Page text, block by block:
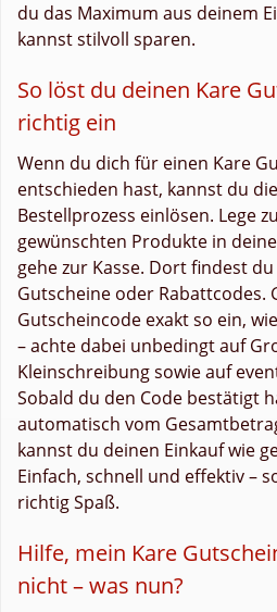
du das Maximum aus deinem
kannst stilvoll sparen.
So löst du deinen Kare
richtig ein
Wenn du dich für einen Kare
entschieden hast, kannst du
Bestellprozess einlösen. Lege
gewünschten Produkte in
gehe zur Kasse. Dort findest
Gutscheine oder Rabattcodes.
Gutscheincode exakt so ein,
– achte dabei unbedingt auf
Kleinschreibung sowie auf
Sobald du den Code bestätigt
automatisch vom
kannst du deinen Einkauf wie
Einfach, schnell und effektiv –
richtig Spaß.
Hilfe, mein Kare
nicht – was nun?